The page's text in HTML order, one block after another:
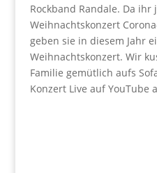
Rockband Randale. Da ihr
Weihnachtskonzert
geben sie in diesem Jahr
Weihnachtskonzert. Wir
Familie gemütlich aufs
Konzert Live auf YouTube